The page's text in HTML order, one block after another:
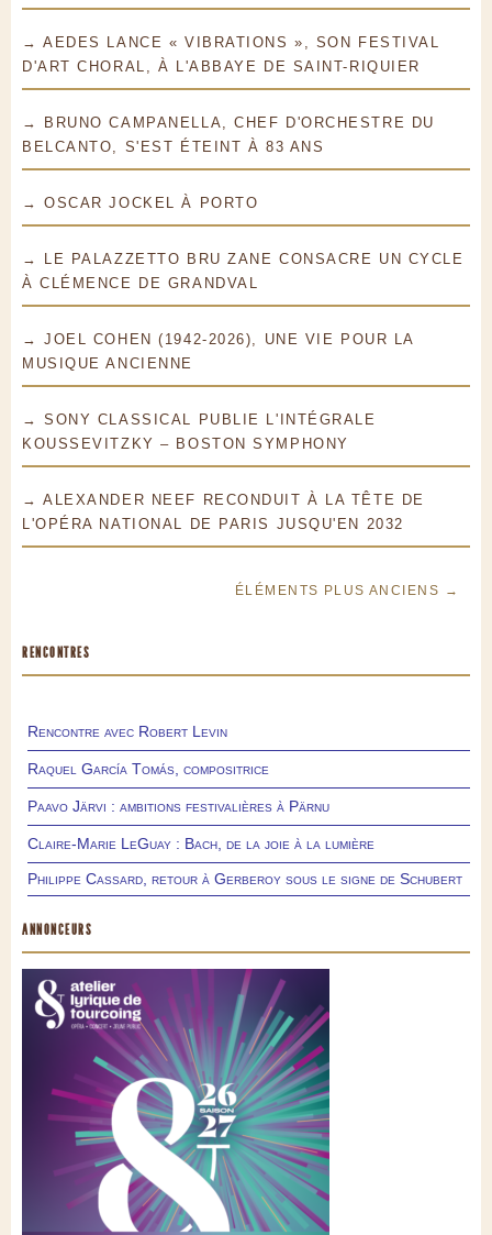
→ AEDES LANCE « VIBRATIONS », SON FESTIVAL
D'ART CHORAL, À L'ABBAYE DE SAINT-RIQUIER
→ BRUNO CAMPANELLA, CHEF D'ORCHESTRE DU
BELCANTO, S'EST ÉTEINT À 83 ANS
→ OSCAR JOCKEL À PORTO
→ LE PALAZZETTO BRU ZANE CONSACRE UN CYCLE
À CLÉMENCE DE GRANDVAL
→ JOEL COHEN (1942-2026), UNE VIE POUR LA
MUSIQUE ANCIENNE
→ SONY CLASSICAL PUBLIE L'INTÉGRALE
KOUSSEVITZKY – BOSTON SYMPHONY
→ ALEXANDER NEEF RECONDUIT À LA TÊTE DE
L'OPÉRA NATIONAL DE PARIS JUSQU'EN 2032
ÉLÉMENTS PLUS ANCIENS →
RENCONTRES
Rencontre avec Robert Levin
Raquel García Tomás, compositrice
Paavo Järvi : ambitions festivalières à Pärnu
Claire-Marie LeGuay : Bach, de la joie à la lumière
Philippe Cassard, retour à Gerberoy sous le signe de Schubert
ANNONCEURS